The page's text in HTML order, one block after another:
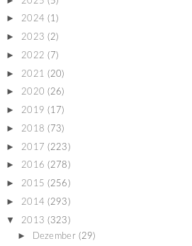
► 2024 (1)
► 2023 (2)
► 2022 (7)
► 2021 (20)
► 2020 (26)
► 2019 (17)
► 2018 (73)
► 2017 (223)
► 2016 (278)
► 2015 (256)
► 2014 (293)
▼ 2013 (323)
► Dezember (29)